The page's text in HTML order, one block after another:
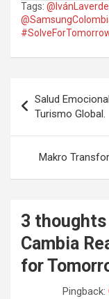
Tags: @IvánLaverde
de
entradas
Salud
Turismo Global.
Makro
3 thoughts
Cambia
for
Pingback: